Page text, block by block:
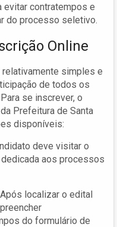
evitar contratempos e
do processo seletivo.
Online
simples e
de todos os
se inscrever, o
Prefeitura de Santa
disponíveis:
deve visitar o
aos processos
Após localizar o edital
do formulário de